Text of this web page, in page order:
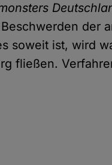
der
soweit ist, wird
fließen.